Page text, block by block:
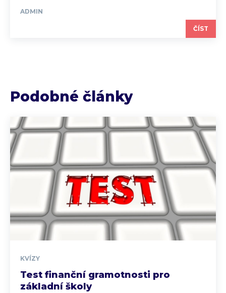
ADMIN
ČÍST
Podobné články
KVÍZY
Test finanční gramotnosti pro
základní školy